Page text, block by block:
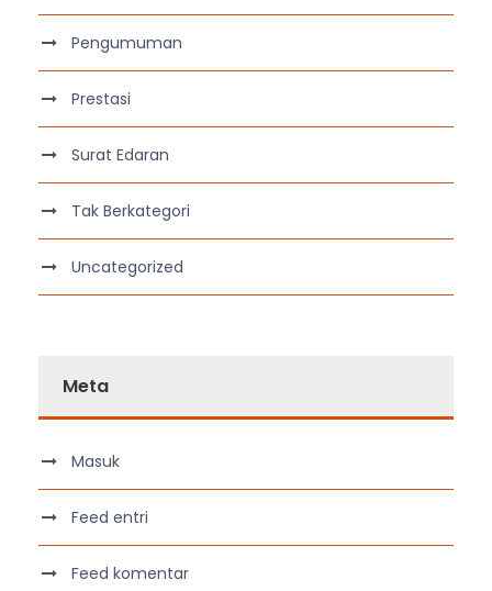
Pengumuman
Prestasi
Surat Edaran
Tak Berkategori
Uncategorized
Meta
Masuk
Feed entri
Feed komentar